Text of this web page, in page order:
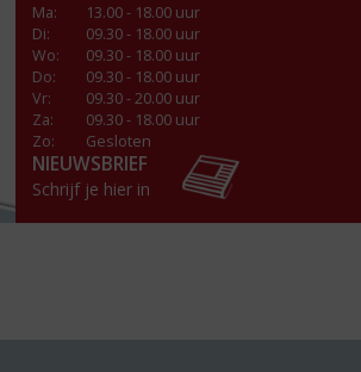
Ma:
13.00 - 18.00 uur
Di:
09.30 - 18.00 uur
Wo:
09.30 - 18.00 uur
Do:
09.30 - 18.00 uur
Vr:
09.30 - 20.00 uur
Za:
09.30 - 18.00 uur
Zo:
Gesloten
NIEUWSBRIEF
Schrijf je hier in